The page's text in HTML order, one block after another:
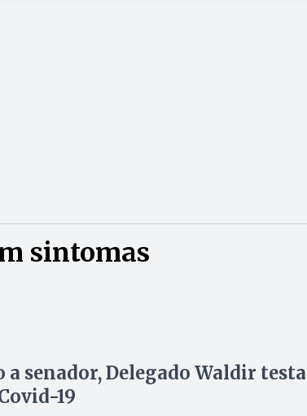
sintomas
senador, Delegado Waldir testa
19